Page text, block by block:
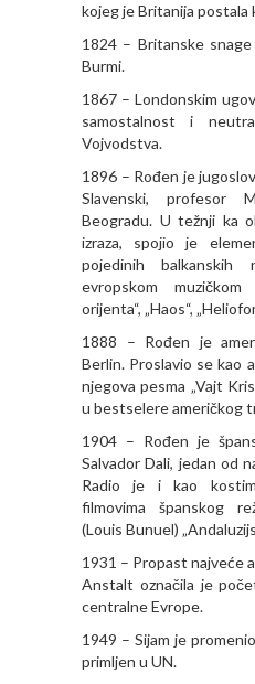
kojeg je Britanija postala
1824 – Britanske
Burmi.
1867 – Londonskim
samostalnost i
Vojvodstva.
1896 – Rođen je
Slavenski, profesor
Beogradu. U težnji ka
izraza, spojio je
pojedinih balkanskih
evropskom muzičkom
orijenta“, „Haos“,
1888 – Rođen je
Berlin. Proslavio se kao
njegova pesma „Vajt
u bestselere američkog
1904 – Rođen je
Salvador Dali, jedan od
Radio je i kao
filmovima španskog
(Louis Bunuel)
1931 – Propast najveće
Anstalt označila je
centralne Evrope.
1949 – Sijam je
primljen u UN.